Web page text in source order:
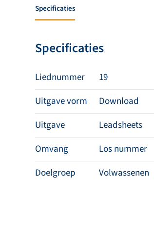
Specificaties
Specificaties
Liednummer
19
Uitgave vorm
Download
Uitgave
Leadsheets
Omvang
Los nummer
Doelgroep
Volwassenen